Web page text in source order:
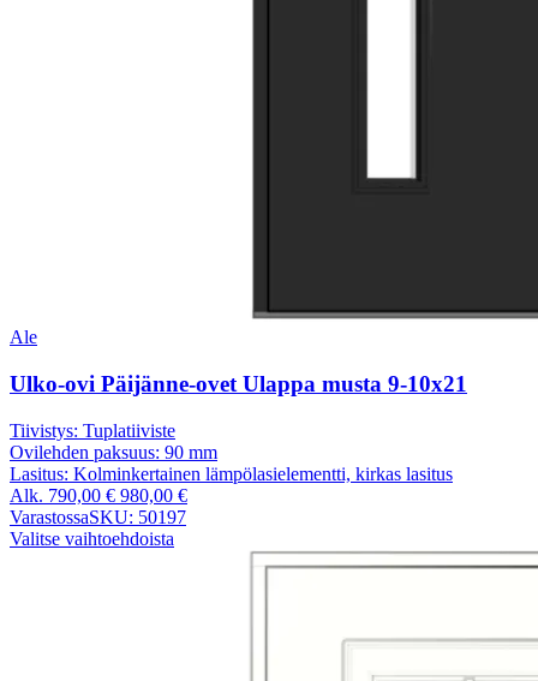
Ale
Ulko-ovi Päijänne-ovet Ulappa musta 9-10x21
Tiivistys: Tuplatiiviste
Ovilehden paksuus: 90 mm
Lasitus: Kolminkertainen lämpölasielementti, kirkas lasitus
Alk. 790,00 € 980,00 €
VarastossaSKU: 50197
Valitse vaihtoehdoista